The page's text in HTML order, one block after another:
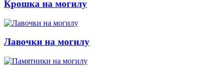
Крошка на могилу
Лавочки на могилу